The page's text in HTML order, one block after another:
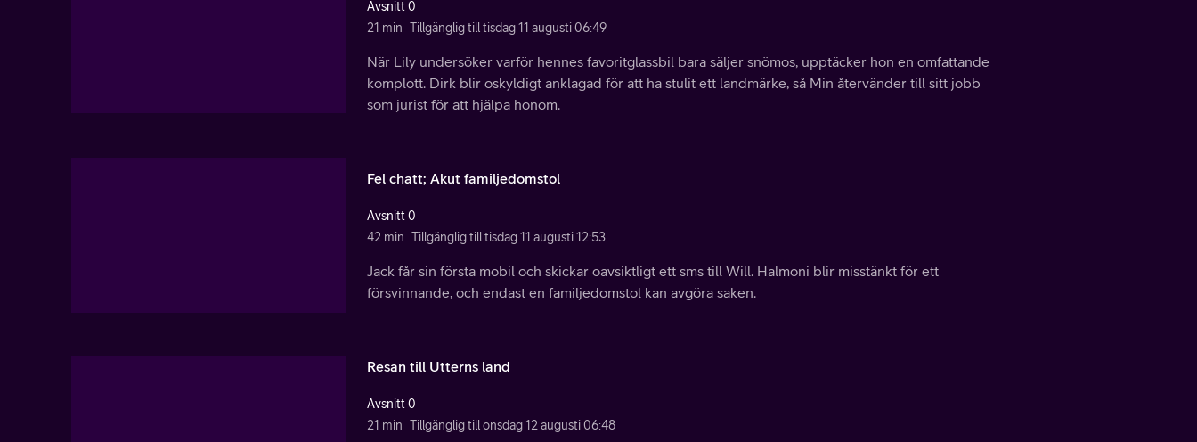
Avsnitt 0
21 min Tillgänglig till tisdag 11 augusti 06:49
När Lily undersöker varför hennes favoritglassbil bara säljer snömos, upptäcker hon en omfattande
komplott. Dirk blir oskyldigt anklagad för att ha stulit ett landmärke, så Min återvänder till sitt jobb
som jurist för att hjälpa honom.
Fel chatt; Akut familjedomstol
Avsnitt 0
42 min Tillgänglig till tisdag 11 augusti 12:53
Jack får sin första mobil och skickar oavsiktligt ett sms till Will. Halmoni blir misstänkt för ett
försvinnande, och endast en familjedomstol kan avgöra saken.
Resan till Utterns land
Avsnitt 0
21 min Tillgänglig till onsdag 12 augusti 06:48